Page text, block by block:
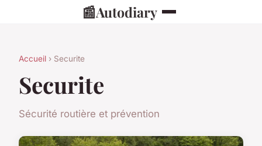
📰Autodiary
Accueil › Securite
Securite
Sécurité routière et prévention